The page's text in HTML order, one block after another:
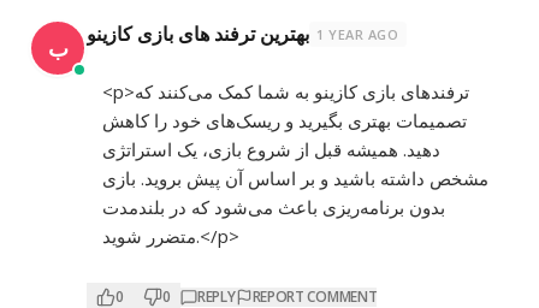
ب بهترین ترفند های بازی کازینو 1 YEAR AGO
<p>ترفندهای بازی کازینو به شما کمک می‌کنند که
تصمیمات بهتری بگیرید و ریسک‌های خود را کاهش
دهید. همیشه قبل از شروع بازی، یک استراتژی
مشخص داشته باشید و بر اساس آن پیش بروید. بازی
بدون برنامه‌ریزی باعث می‌شود که در بلندمدت
متضرر شوید.</p>
0 0 REPLY REPORT COMMENT